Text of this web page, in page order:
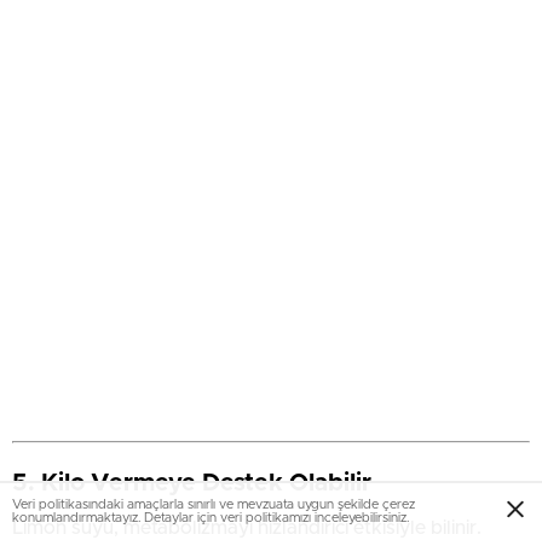
5. Kilo Vermeye Destek Olabilir
Limon suyu, metabolizmayı hızlandırıcı etkisiyle bilinir.
Veri politikasındaki amaçlarla sınırlı ve mevzuata uygun şekilde çerez
konumlandırmaktayız. Detaylar için veri politikamızı inceleyebilirsiniz.